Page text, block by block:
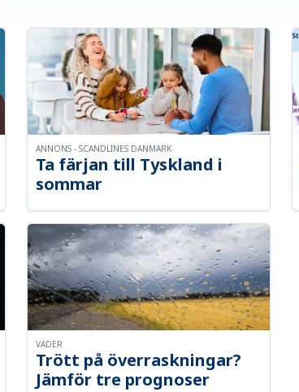
Ta färjan till Tyskland i
sommar
ANNONS - SCANDLINES DANMARK
Trött på överraskningar?
Jämför tre prognoser
VÄDER